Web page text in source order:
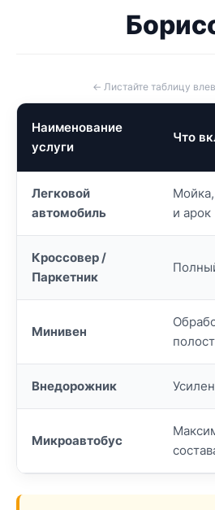
← Листайте таблицу
Наименование
услуги
Что
Легковой
автомобиль
Мойка,
и арок
Кроссовер /
Паркетник
Минивен
Внедорожник
Микроавтобус